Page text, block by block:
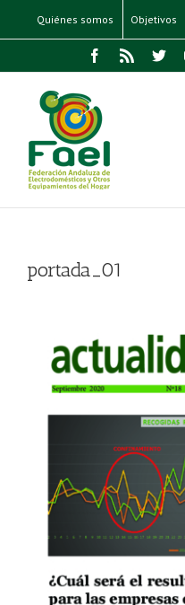
Quiénes somos Objetivos
portada_01